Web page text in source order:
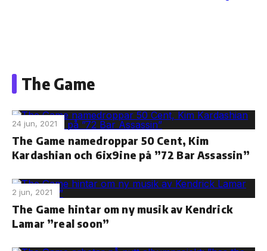
contentThe Game
24 jun, 2021
The Game namedroppar 50 Cent, Kim
Kardashian och 6ix9ine på ”72 Bar Assassin”
2 jun, 2021
The Game hintar om ny musik av Kendrick
Lamar ”real soon”